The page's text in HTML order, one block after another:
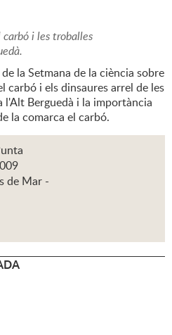
i les troballes
la Setmana de la ciència sobre
carbó i els dinsaures arrel de les
Berguedà i la importància
la comarca el carbó.
de Mar -